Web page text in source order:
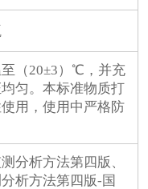
（20±3）℃，并充
匀。本标准物质打
用，使用中严格防
分析方法第四版、
析方法第四版-国